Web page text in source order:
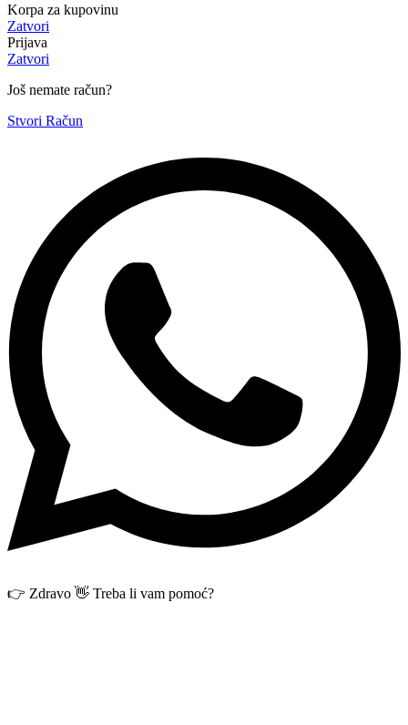
Korpa za kupovinu
Zatvori
Prijava
Zatvori
Još nemate račun?
Stvori Račun
👉 Zdravo 👋 Treba li vam pomoć?